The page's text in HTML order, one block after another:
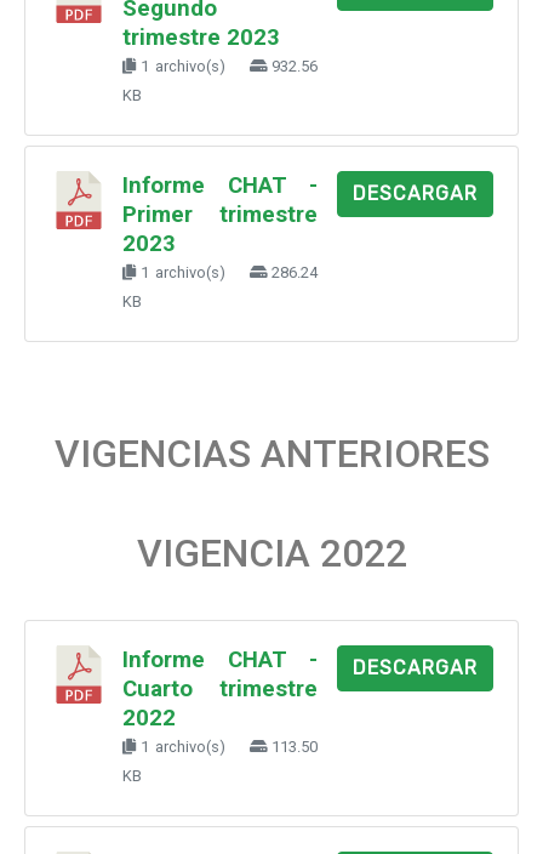
Segundo
trimestre 2023
1 archivo(s)
932.56
KB
Informe CHAT -
Primer trimestre
2023
1 archivo(s)
286.24
KB
DESCARGAR
VIGENCIAS ANTERIORES
VIGENCIA 2022
Informe CHAT -
Cuarto trimestre
2022
1 archivo(s)
113.50
KB
DESCARGAR